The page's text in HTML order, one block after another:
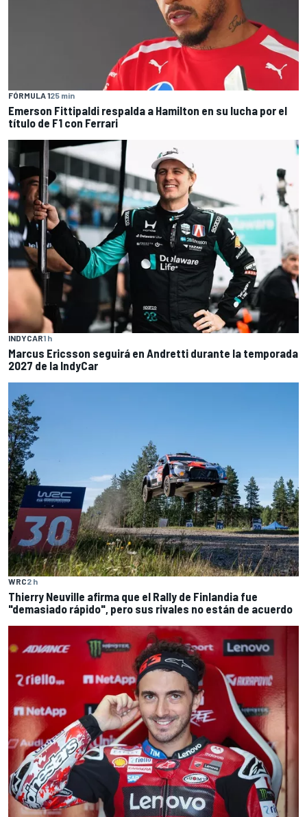
FÓRMULA 125 min
Emerson Fittipaldi respalda a Hamilton en su lucha por el
título de F1 con Ferrari
INDYCAR1 h
Marcus Ericsson seguirá en Andretti durante la temporada
2027 de la IndyCar
WRC2 h
Thierry Neuville afirma que el Rally de Finlandia fue
"demasiado rápido", pero sus rivales no están de acuerdo